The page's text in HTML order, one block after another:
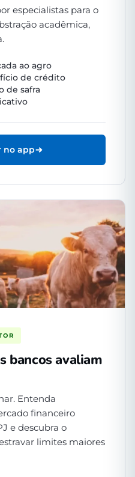
especialistas para o
acadêmica,
ao agro
de crédito
de safra
no app
bancos avaliam
Entenda
financeiro
e descubra o
limites maiores